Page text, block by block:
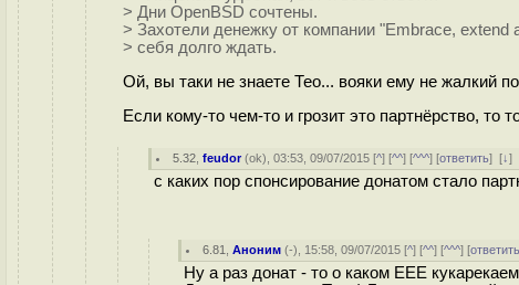
> Дни OpenBSD сочтены.
> Захотели денежку от компании "Embrace, extend
> себя долго ждать.
Ой, вы таки не знаете Тео... вояки ему не жалкий
Если кому-то чем-то и грозит это партнёрство, то
5.32 ,feudor(ok), 03:53, 09/07/2015 [^] [^^] [^^^] [ответить][↓]
с каких пор спонсирование донатом стало
6.81 ,Аноним (-), 15:58, 09/07/2015 [^] [^^] [^^^] [
Ну а раз донат - то о каком ЕЕЕ